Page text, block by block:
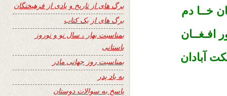
خــا دم
آبادان
برگ های از تاریخ و یادی از فرهیختگان
برگ های از یک کتاب
بمناسبت بهار ، سال نو و نوروز
باستانی
بمناسبت روز جهانی مادر
به یاد پدر
پاسخ به سوالات دوستان